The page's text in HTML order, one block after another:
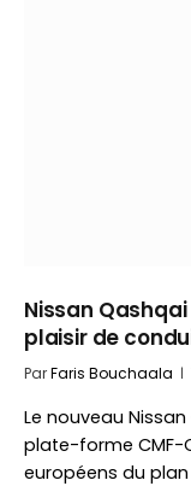
Nissan
plaisir de
ParFaris Bouchaala
Le nouveau
plate-forme CMF-
européens du